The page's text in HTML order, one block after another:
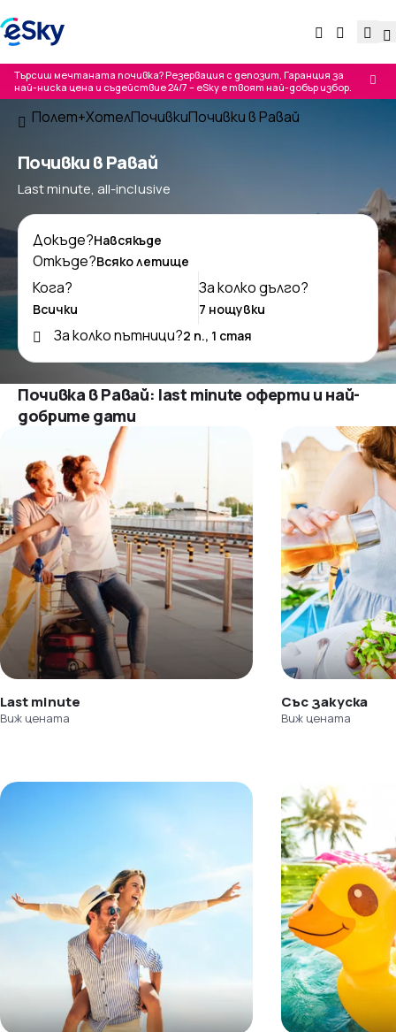
Търсиш мечтаната почивка? Резервация с депозит, Гаранция за
най-ниска цена и съдействие 24/7 – eSky е твоят най-добър избор.
Полет+ХотелПочивкиПочивки в Равай
Почивки в Равай
Last minute, all-inclusive
Докъде?
Откъде?
Кога?
За колко дълго?
За колко пътници?
Почивка в Равай: last minute оферти и най-
добрите дати
Last minute
Виж цената
Със закуска
Виж цената